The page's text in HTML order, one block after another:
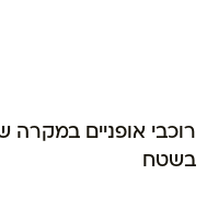
רוכבי אופניים במקרה
בשטח